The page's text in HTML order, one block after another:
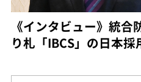
《インタビュー》統
り札「IBCS」の日本採